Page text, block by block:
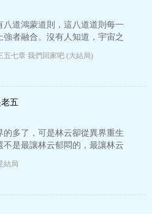
八道鴻蒙道則，這八道道則每一
強者融合。沒有人知道，宇宙之
則，這一道道則破開鴻蒙，無人
義標簽…
五七章 我們回家吧 (大結局)
五
的多了，可是林云卻從異界重生
不是最讓林云郁悶的，最讓林云
自己正躺在精神病院...... vip讀者
…
結局